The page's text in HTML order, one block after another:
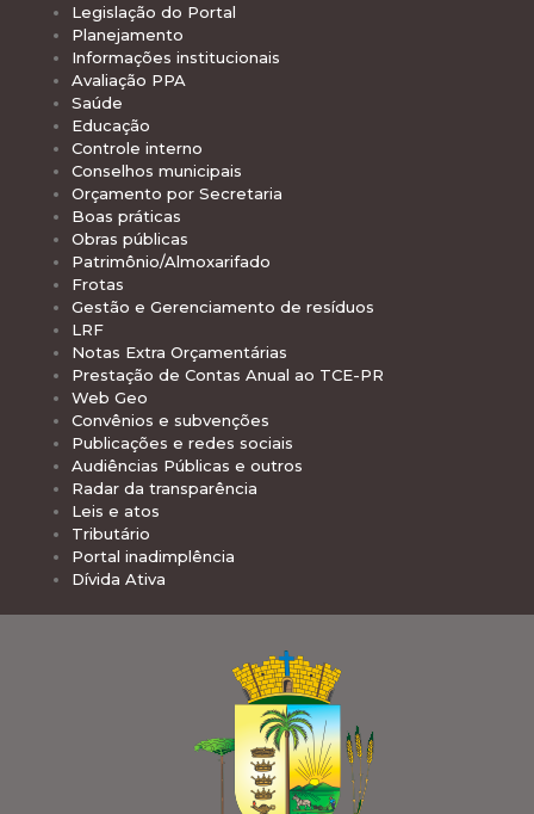
Legislação do Portal
Planejamento
Informações institucionais
Avaliação PPA
Saúde
Educação
Controle interno
Conselhos municipais
Orçamento por Secretaria
Boas práticas
Obras públicas
Patrimônio/Almoxarifado
Frotas
Gestão e Gerenciamento de resíduos
LRF
Notas Extra Orçamentárias
Prestação de Contas Anual ao TCE-PR
Web Geo
Convênios e subvenções
Publicações e redes sociais
Audiências Públicas e outros
Radar da transparência
Leis e atos
Tributário
Portal inadimplência
Dívida Ativa